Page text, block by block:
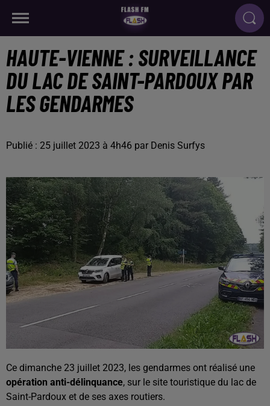
HAUTE-VIENNE : SURVEILLANCE
DU LAC DE SAINT-PARDOUX PAR
LES GENDARMES
Publié : 25 juillet 2023 à 4h46 par Denis Surfys
Ce dimanche 23 juillet 2023, les gendarmes ont réalisé une
opération anti-délinquance, sur le site touristique du lac de
Saint-Pardoux et de ses axes routiers.